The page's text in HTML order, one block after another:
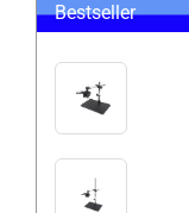
Bestseller